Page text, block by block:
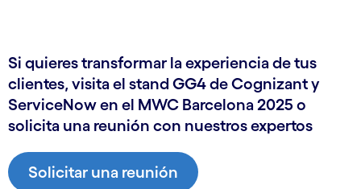
Si quieres transformar la experiencia de tus
clientes, visita el stand GG4 de Cognizant y
ServiceNow en el MWC Barcelona 2025 o
solicita una reunión con nuestros expertos
Solicitar una reunión